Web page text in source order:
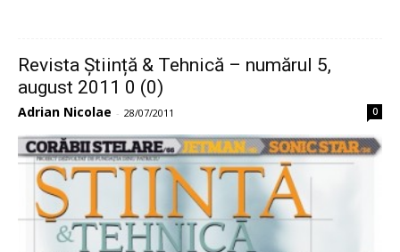
Revista Știință & Tehnică – numărul 5,
august 2011 0 (0)
Adrian Nicolae - 28/07/2011 0